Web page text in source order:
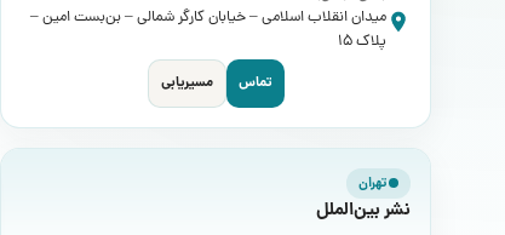
میدان انقلاب اسلامی – خیابان کارگر شمالی – بن‌بست امین –
پلاک 15
تماس مسیریابی
تهران
نشر بین‌الملل